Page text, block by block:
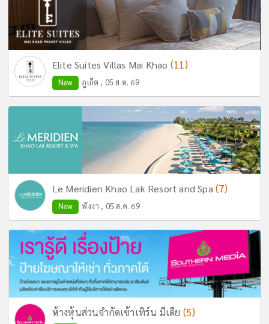
Elite Suites Villas Mai Khao (11)
New ภูเก็ต , 05 ส.ค. 69
Le Meridien Khao Lak Resort and Spa (7)
New พังงา , 05 ส.ค. 69
ห้างหุ้นส่วนจำกัดเซ้าเทิร์น มีเดีย (5)